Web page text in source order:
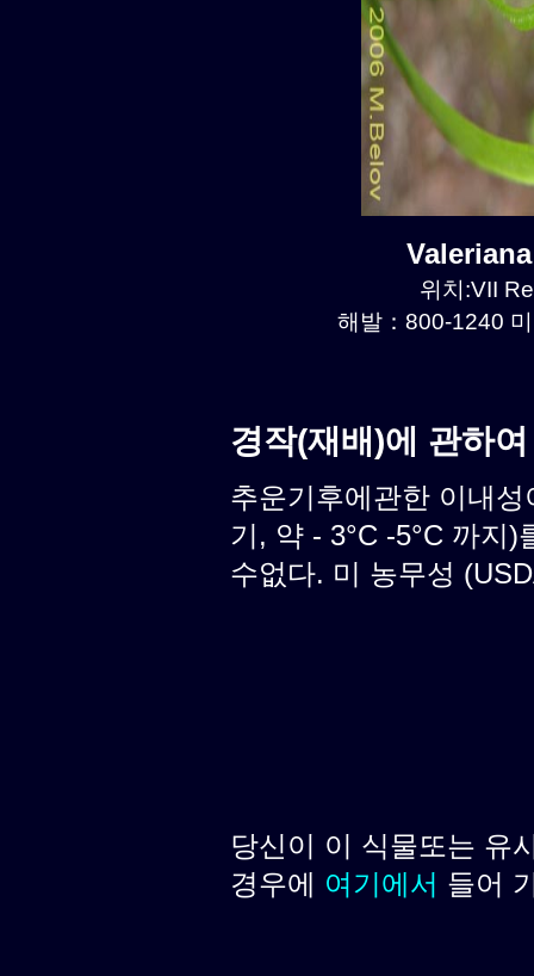
위치:VII
해발：800-1240
경작(재배)에 관하
추운기후에관한 이내
기, 약 - 3°C -5°C 까지
수없다. 미 농무성
당신이 이 식물또는 유
경우에 여기에서 들어